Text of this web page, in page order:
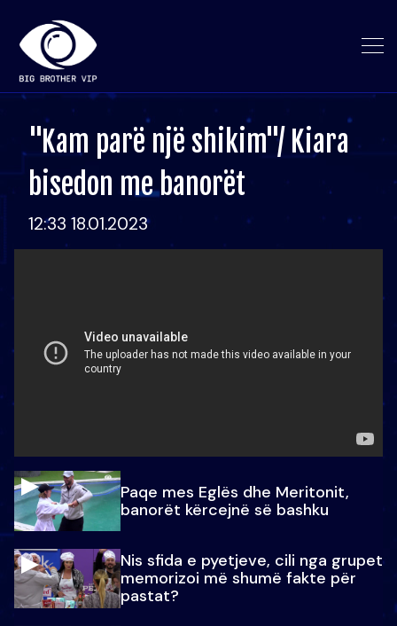
"Kam parë një shikim"/ Kiara
bisedon me banorët
12:33 18.01.2023
Paqe mes Eglës dhe Meritonit,
banorët kërcejnë së bashku
Nis sfida e pyetjeve, cili nga grupet
memorizoi më shumë fakte për
pastat?